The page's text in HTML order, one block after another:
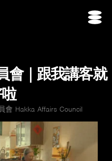
會｜跟我講客就
會 Hakka Affairs Council